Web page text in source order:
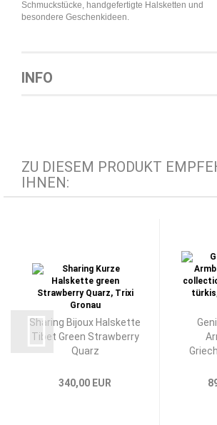
Schmuckstücke, handgefertigte Halsketten und
besondere Geschenkideen.
INFO
ZU DIESEM PRODUKT
IHNEN:
Sharing Bijoux Halskette
Tibet Green Strawberry
Quarz
340,00 EUR